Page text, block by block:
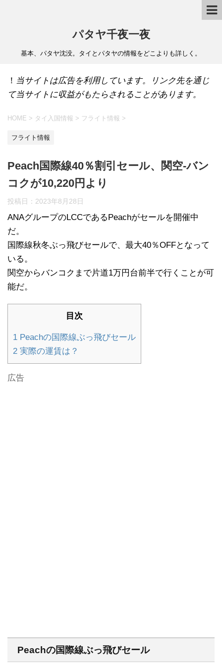
パタヤ千夜一夜
基本、パタヤ沈没。タイとパタヤの情報をどこよりも詳しく。
！ 当サイトは広告を利用しています。リンク先を通じ
て当サイトに収益がもたらされることがあります。
HOME > タイ入国情報 > フライト情報 >
フライト情報
Peach国際線40％割引セール、関空-バン
コクが10,220円より
投稿日： 2023年8月28日
ANAグループのLCCであるPeachがセールを開催中
だ。
国際線秋冬ぶっ飛びセールで、最大40％OFFとなって
いる。
関空からバンコクまで片道1万円台前半で行くことが可
能だ。
目次
1 Peachの国際線ぶっ飛びセール
2 実際の運賃は？
広告
Peachの国際線ぶっ飛びセール